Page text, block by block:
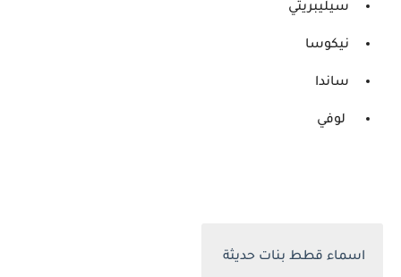
سيليبريتي
نيكوسا
ساندا
لوفي
اسماء قطط بنات حديثة